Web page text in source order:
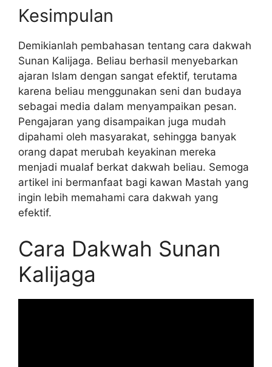
Kesimpulan
Demikianlah pembahasan tentang cara dakwah
Sunan Kalijaga. Beliau berhasil menyebarkan
ajaran Islam dengan sangat efektif, terutama
karena beliau menggunakan seni dan budaya
sebagai media dalam menyampaikan pesan.
Pengajaran yang disampaikan juga mudah
dipahami oleh masyarakat, sehingga banyak
orang dapat merubah keyakinan mereka
menjadi mualaf berkat dakwah beliau. Semoga
artikel ini bermanfaat bagi kawan Mastah yang
ingin lebih memahami cara dakwah yang
efektif.
Cara Dakwah Sunan
Kalijaga